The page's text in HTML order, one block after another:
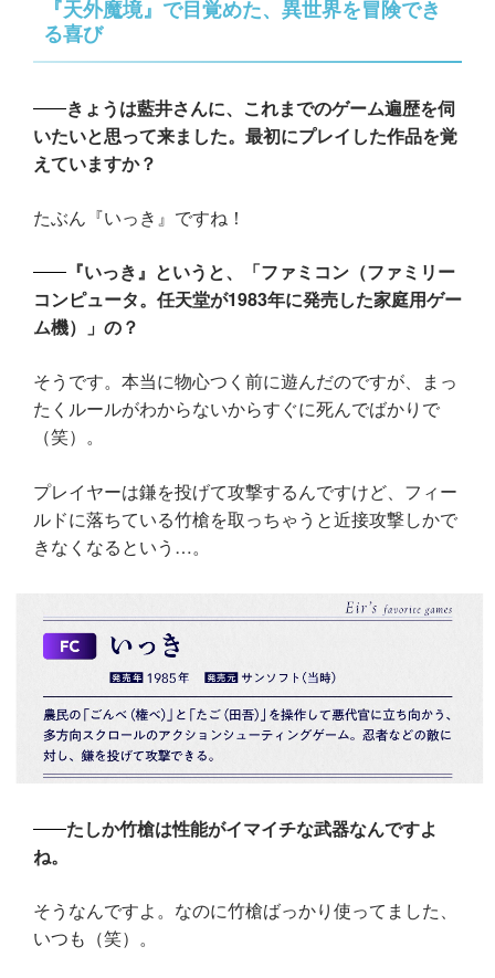
『天外魔境』で目覚めた、異世界を冒険でき
る喜び
きょうは藍井さんに、これまでのゲーム遍歴を伺
いたいと思って来ました。最初にプレイした作品を覚
えていますか？
たぶん『いっき』ですね！
『いっき』というと、「ファミコン（ファミリー
コンピュータ。任天堂が1983年に発売した家庭用ゲー
ム機）」の？
そうです。本当に物心つく前に遊んだのですが、まっ
たくルールがわからないからすぐに死んでばかりで
（笑）。
プレイヤーは鎌を投げて攻撃するんですけど、フィー
ルドに落ちている竹槍を取っちゃうと近接攻撃しかで
きなくなるという…。
たしか竹槍は性能がイマイチな武器なんですよ
ね。
そうなんですよ。なのに竹槍ばっかり使ってました、
いつも（笑）。